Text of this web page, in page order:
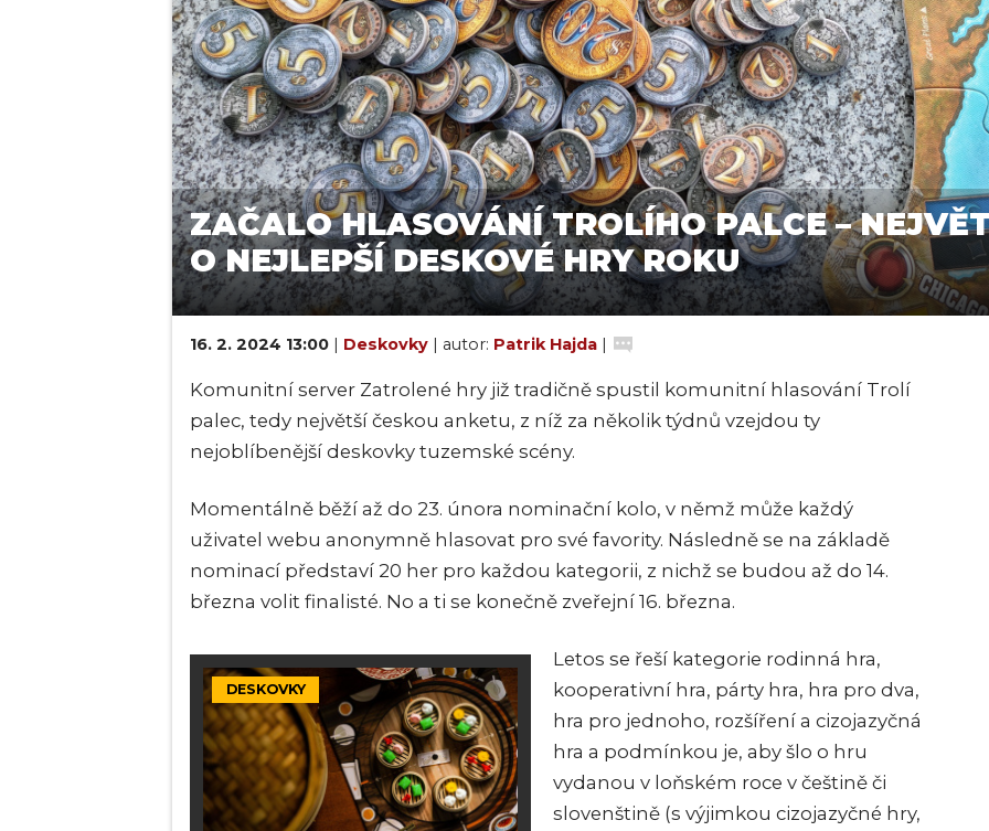
ZAČALO HLASOVÁNÍ TROLÍHO PALCE –
O NEJLEPŠÍ DESKOVÉ HRY ROKU
16. 2. 2024 13:00 | Deskovky | autor: Patrik Hajda |
Komunitní server Zatrolené hry již tradičně spustil komunitní hlasování Trolí
palec, tedy největší českou anketu, z níž za několik týdnů vzejdou ty
nejoblíbenější deskovky tuzemské scény.
Momentálně běží až do 23. února nominační kolo, v němž může každý
uživatel webu anonymně hlasovat pro své favority. Následně se na základě
nominací představí 20 her pro každou kategorii, z nichž se budou až do 14.
března volit finalisté. No a ti se konečně zveřejní 16. března.
DESKOVKY
Letos se řeší kategorie rodinná hra,
kooperativní hra, párty hra, hra pro dva,
hra pro jednoho, rozšíření a cizojazyčná
hra a podmínkou je, aby šlo o hru
vydanou v loňském roce v češtině či
slovenštině (s výjimkou cizojazyčné hry,